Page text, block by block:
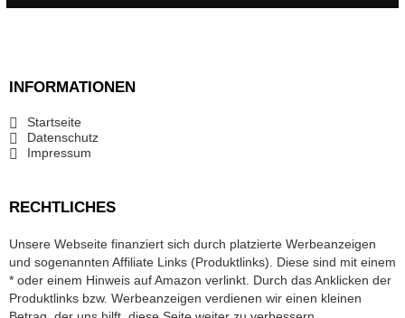
INFORMATIONEN
Startseite
Datenschutz
Impressum
RECHTLICHES
Unsere Webseite finanziert sich durch platzierte Werbeanzeigen
und sogenannten Affiliate Links (Produktlinks). Diese sind mit einem
* oder einem Hinweis auf Amazon verlinkt. Durch das Anklicken der
Produktlinks bzw. Werbeanzeigen verdienen wir einen kleinen